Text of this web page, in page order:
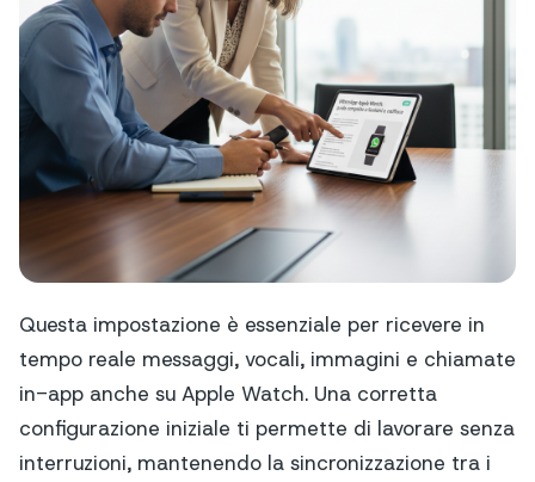
Questa impostazione è essenziale per ricevere in
tempo reale messaggi, vocali, immagini e chiamate
in-app anche su Apple Watch. Una corretta
configurazione iniziale ti permette di lavorare senza
interruzioni, mantenendo la sincronizzazione tra i